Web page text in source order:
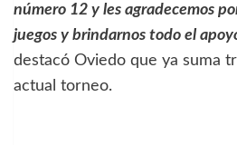
número 12 y les agradecemos
juegos y brindarnos todo el
destacó Oviedo que ya suma
actual torneo.